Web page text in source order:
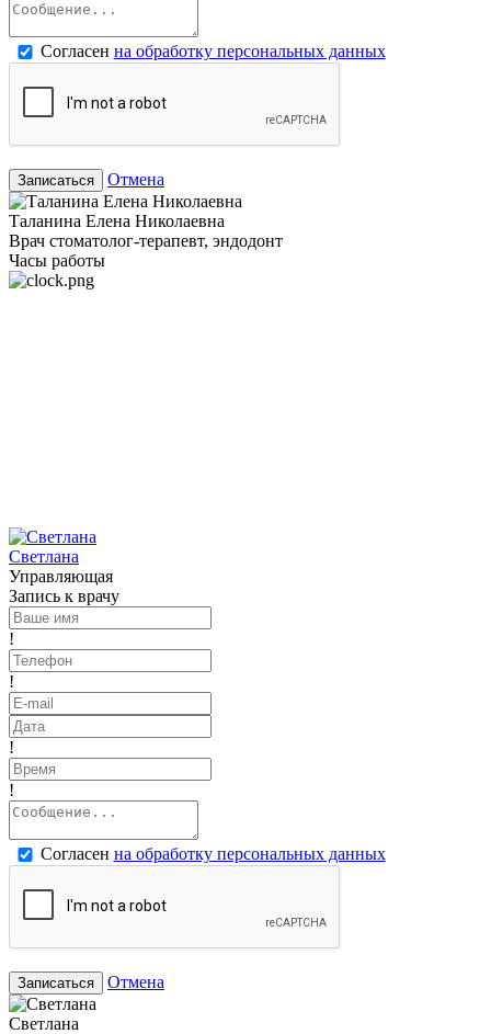
Согласен на обработку персональных данных
Записаться Отмена
Таланина Елена Николаевна
Врач стоматолог-терапевт, эндодонт
Часы работы
Светлана
Управляющая
Запись к врачу
!
!
!
!
Согласен на обработку персональных данных
Записаться Отмена
Светлана